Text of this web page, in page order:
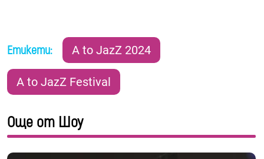
Етикети: A to JazZ 2024
A to JazZ Festival
Още от Шоу